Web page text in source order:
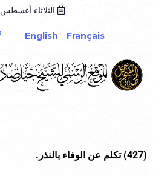
الثلاثاء أغسطس 4, 2026
Français
English
(427) تكلم عن الوفاء بالنذر.